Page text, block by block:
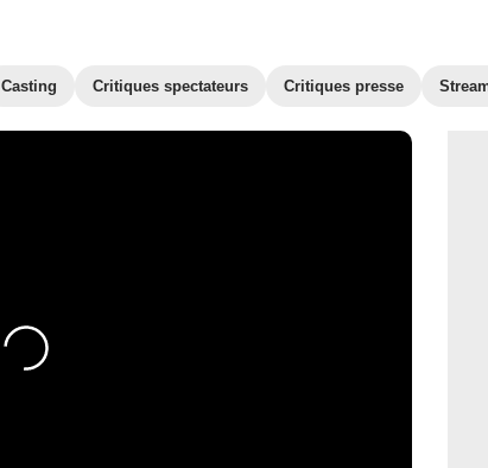
Casting Critiques spectateurs Critiques presse